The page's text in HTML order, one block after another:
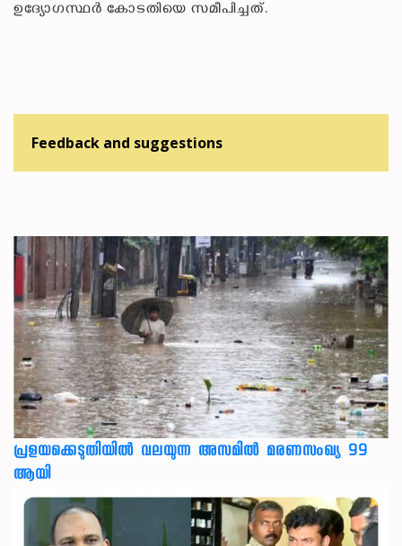
ഉദ്യോഗസ്ഥർ കോടതിയെ സമീപിച്ചത്.
Feedback and suggestions
പ്രളയക്കെടുതിയില്‍ വലയുന്ന അസമില്‍ മരണസംഖ്യ 99
ആയി